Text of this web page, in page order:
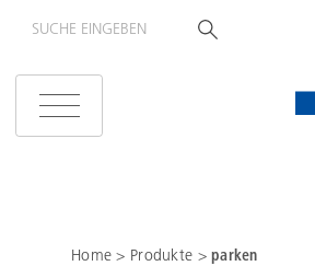
Home > Produkte >parken